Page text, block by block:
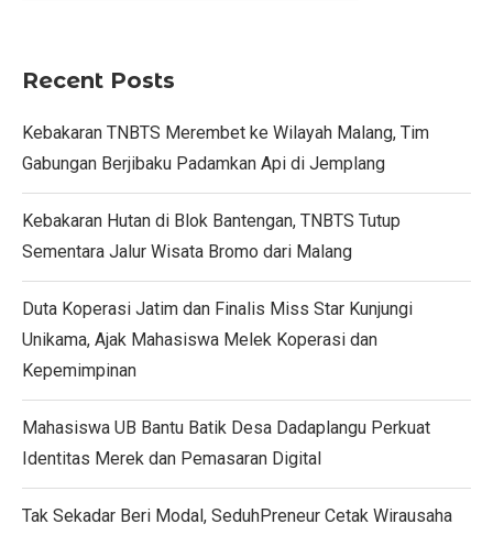
Recent Posts
Kebakaran TNBTS Merembet ke Wilayah Malang, Tim
Gabungan Berjibaku Padamkan Api di Jemplang
Kebakaran Hutan di Blok Bantengan, TNBTS Tutup
Sementara Jalur Wisata Bromo dari Malang
Duta Koperasi Jatim dan Finalis Miss Star Kunjungi
Unikama, Ajak Mahasiswa Melek Koperasi dan
Kepemimpinan
Mahasiswa UB Bantu Batik Desa Dadaplangu Perkuat
Identitas Merek dan Pemasaran Digital
Tak Sekadar Beri Modal, SeduhPreneur Cetak Wirausaha